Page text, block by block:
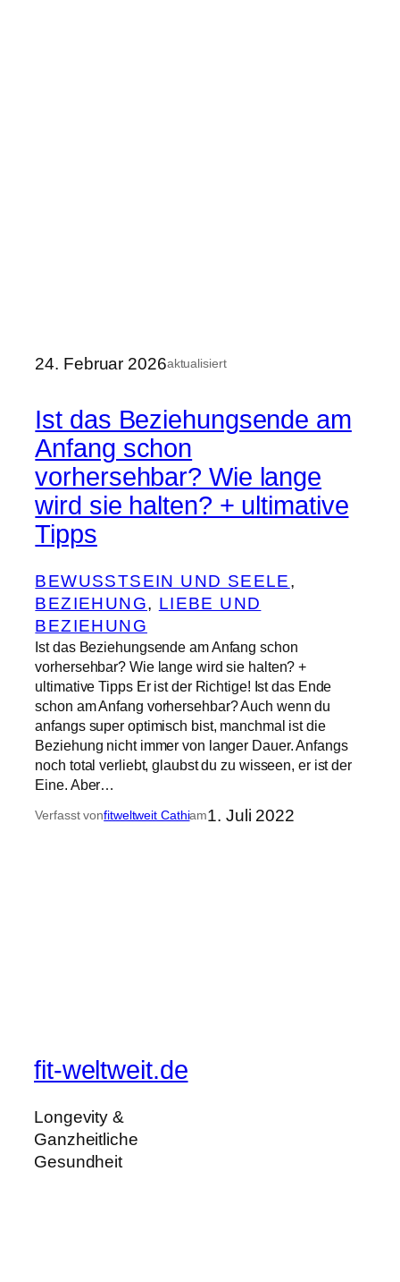
24. Februar 2026aktualisiert
Ist das Beziehungsende am
Anfang schon
vorhersehbar? Wie lange
wird sie halten? + ultimative
Tipps
BEWUSSTSEIN UND SEELE
BEZIEHUNG, LIEBE UND
BEZIEHUNG
Ist das Beziehungsende am Anfang schon
vorhersehbar? Wie lange wird sie halten? +
ultimative Tipps Er ist der Richtige! Ist das Ende
schon am Anfang vorhersehbar? Auch wenn du
anfangs super optimisch bist, manchmal ist die
Beziehung nicht immer von langer Dauer. Anfangs
noch total verliebt, glaubst du zu wisseen, er ist der
Eine. Aber…
Verfasst vonfitweltweit Cathiam1. Juli 2022
fit-weltweit.de
Longevity &
Ganzheitliche
Gesundheit